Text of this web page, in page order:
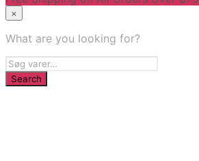
×
What are you looking for?